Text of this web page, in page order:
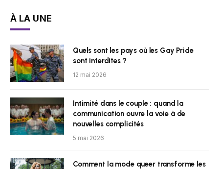
À LA UNE
Quels sont les pays où les Gay Pride
sont interdites ?
12 mai 2026
Intimité dans le couple : quand la
communication ouvre la voie à de
nouvelles complicités
5 mai 2026
Comment la mode queer transforme les